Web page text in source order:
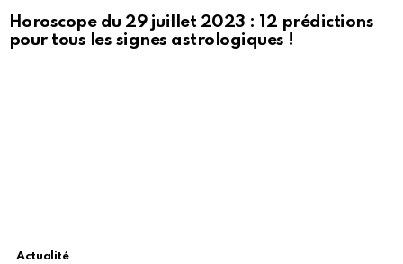
Horoscope du 29 juillet 2023 : 12 prédictions
pour tous les signes astrologiques !
Actualité